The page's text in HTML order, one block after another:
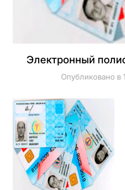
Электронный
Опубликовано в